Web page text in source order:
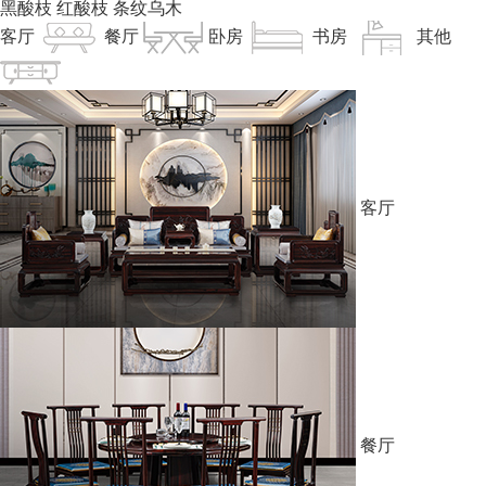
黑酸枝 红酸枝 条纹乌木
客厅
餐厅 卧房 书房 其他
客厅
餐厅